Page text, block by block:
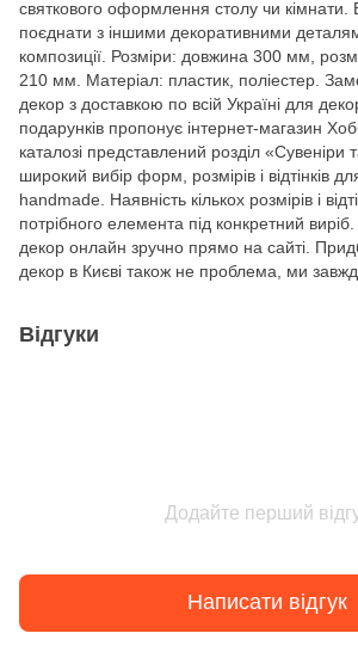
святкового оформлення столу чи кімнати.
поєднати з іншими декоративними
композиції. Розміри: довжина 300 мм,
210 мм. Матеріал: пластик, поліестер.
декор з доставкою по всій Україні для
подарунків пропонує інтернет-магазин
каталозі представлений розділ
широкий вибір форм, розмірів і відтінків
handmade. Наявність кількох розмірів і
потрібного елемента під конкретний
декор онлайн зручно прямо на сайті.
декор в Києві також не проблема, ми
Відгуки
Додайте перший
Написати відгук